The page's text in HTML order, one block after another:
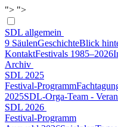
"> ">
SDL allgemein
9 SäulenGeschichteBlick
KontaktFestivals 1985–2026
Archiv
SDL 2025
Festival-Programm
2025SDL-Orga-Team -
SDL 2026
Festival-Programm